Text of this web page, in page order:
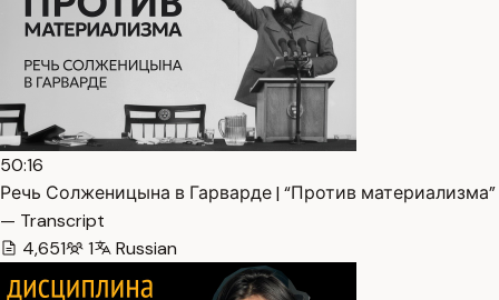
50:16
Речь Солженицына в Гарварде | “Против материализма”
— Transcript
4,651
1 Russian